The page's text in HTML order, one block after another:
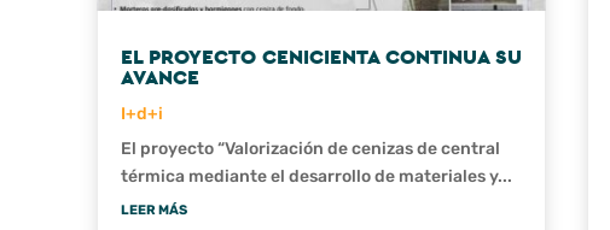
EL PROYECTO CENICIENTA CONTINUA SU
AVANCE
I+d+i
El proyecto “Valorización de cenizas de central
térmica mediante el desarrollo de materiales y...
LEER MÁS